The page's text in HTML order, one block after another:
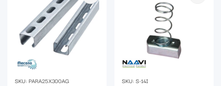
SKU: PARA25X300AG SKU: S-14I